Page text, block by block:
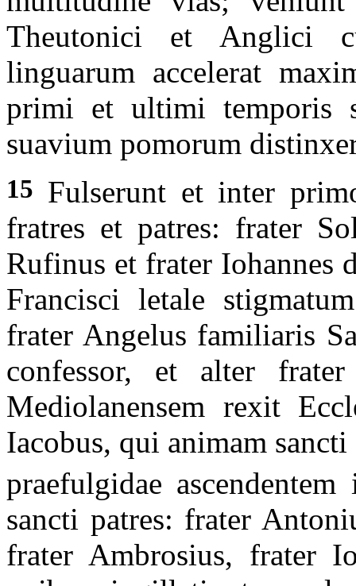
Theutonici et Anglici
linguarum accelerat
primi et ultimi temporis
suavium pomorum
15 Fulserunt et inter
fratres et patres: frater
Rufinus et frater Iohannes
Francisci letale
frater Angelus familiaris
confessor, et alter
Mediolanensem rexit
Iacobus, qui animam
praefulgidae
sancti patres: frater
frater Ambrosius, frater